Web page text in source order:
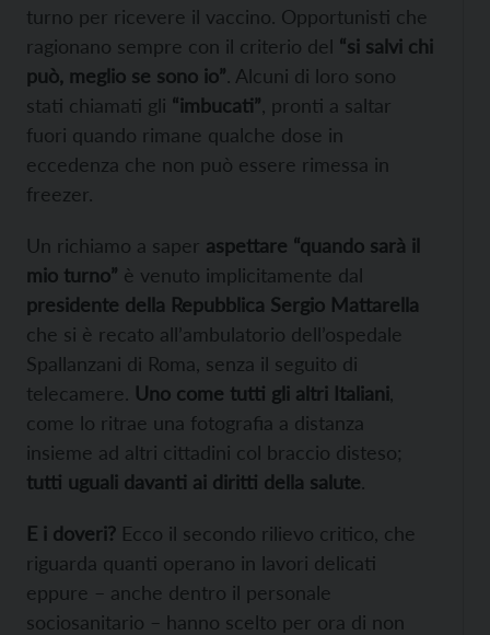
turno per ricevere il vaccino. Opportunisti che
ragionano sempre con il criterio del “si salvi chi
può, meglio se sono io”. Alcuni di loro sono
stati chiamati gli “imbucati” , pronti a saltar
fuori quando rimane qualche dose in
eccedenza che non può essere rimessa in
freezer.
Un richiamo a saper aspettare “quando sarà il
mio turno” è venuto implicitamente dal
presidente della Repubblica Sergio Mattarella
che si è recato all’ambulatorio dell’ospedale
Spallanzani di Roma, senza il seguito di
telecamere. Uno come tutti gli altri Italiani
come lo ritrae una fotografia a distanza
insieme ad altri cittadini col braccio disteso;
tutti uguali davanti ai diritti della salute.
E i doveri? Ecco il secondo rilievo critico, che
riguarda quanti operano in lavori delicati
eppure – anche dentro il personale
sociosanitario – hanno scelto per ora di non